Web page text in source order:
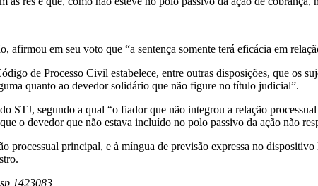
afirmou em seu voto que “a sentença somente terá eficácia em
de Processo Civil estabelece, entre outras disposições, que os
quanto ao devedor solidário que não figure no título judicial”.
STJ, segundo a qual “o fiador que não integrou a relação
o devedor que não estava incluído no polo passivo da ação não
processual principal, e à míngua de previsão expressa no
1423083